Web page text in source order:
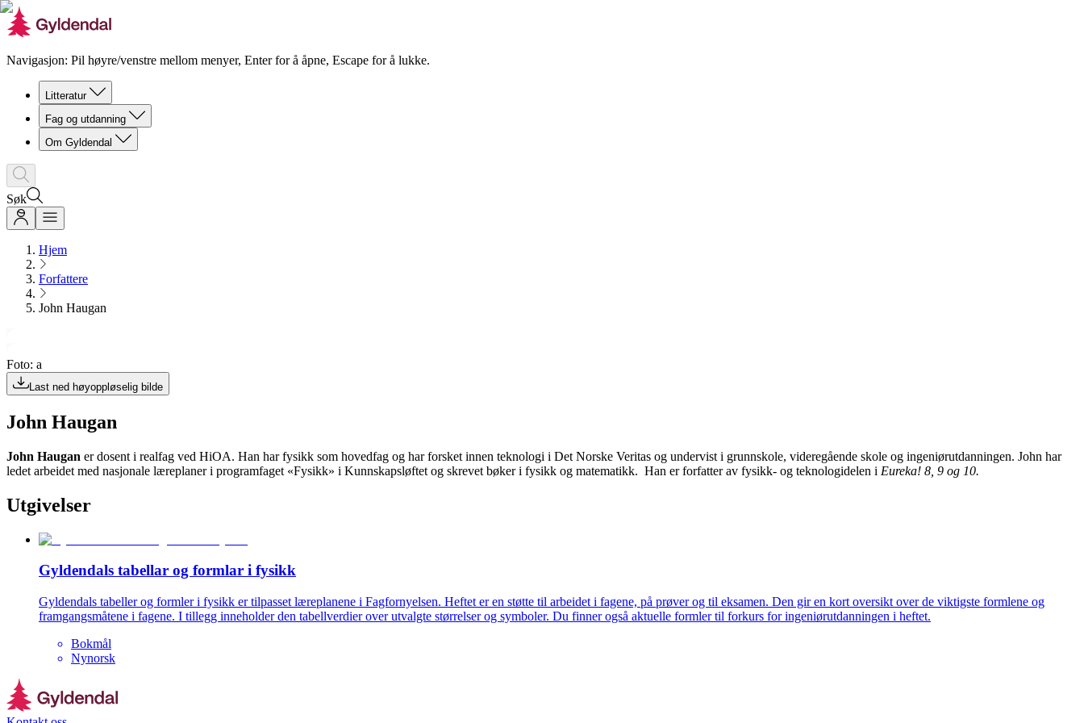
Navigasjon: Pil høyre/venstre mellom menyer, Enter for å åpne, Escape for å lukke.
Litteratur
Fag og utdanning
Om Gyldendal
Søk
Hjem
Forfattere
John Haugan
Foto: a
Last ned høyoppløselig bilde
John Haugan
John Haugan er dosent i realfag ved HiOA. Han har fysikk som hovedfag og har forsket innen teknologi i Det Norske Veritas og undervist i grunnskole, videregående skole og ingeniørutdanningen. John har
ledet arbeidet med nasjonale læreplaner i programfaget «Fysikk» i Kunnskapsløftet og skrevet bøker i fysikk og matematikk. Han er forfatter av fysikk- og teknologidelen i Eureka! 8, 9 og 10.
Utgivelser
Gyldendals tabellar og formlar i fysikk
Gyldendals tabeller og formler i fysikk er tilpasset læreplanene i Fagfornyelsen. Heftet er en støtte til arbeidet i fagene, på prøver og til eksamen. Den gir en kort oversikt over de viktigste formlene og
framgangsmåtene i fagene. I tillegg inneholder den tabellverdier over utvalgte størrelser og symboler. Du finner også aktuelle formler til forkurs for ingeniørutdanningen i heftet.
Bokmål
Nynorsk